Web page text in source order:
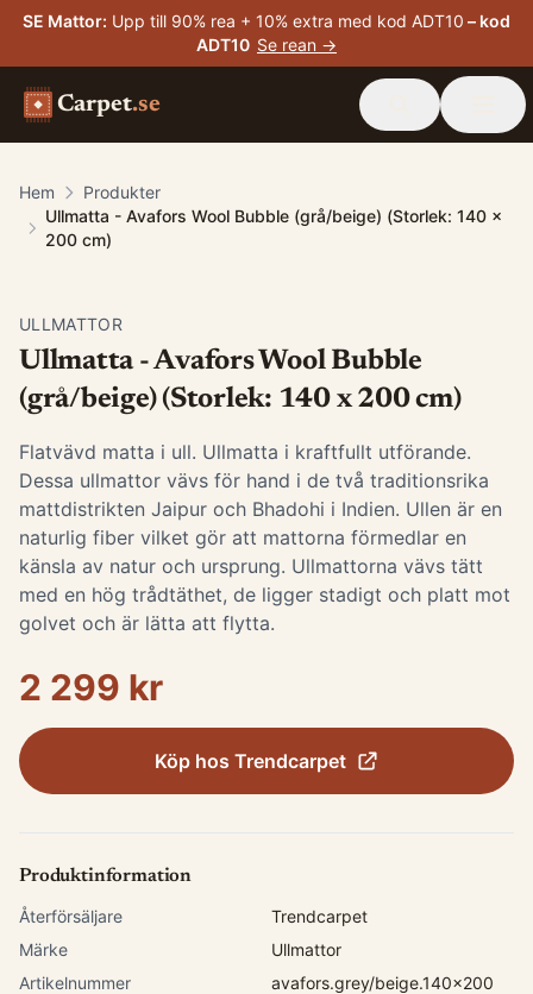
SE Mattor: Upp till 90% rea + 10% extra med kod ADT10 – kod
ADT10 Se rean →
Carpet.se
Hem
Produkter
Ullmatta - Avafors Wool Bubble (grå/beige) (Storlek: 140 x
200 cm)
ULLMATTOR
Ullmatta - Avafors Wool Bubble
(grå/beige) (Storlek: 140 x 200 cm)
Flatvävd matta i ull. Ullmatta i kraftfullt utförande.
Dessa ullmattor vävs för hand i de två traditionsrika
mattdistrikten Jaipur och Bhadohi i Indien. Ullen är en
naturlig fiber vilket gör att mattorna förmedlar en
känsla av natur och ursprung. Ullmattorna vävs tätt
med en hög trådtäthet, de ligger stadigt och platt mot
golvet och är lätta att flytta.
2 299 kr
Köp hos Trendcarpet
Produktinformation
Återförsäljare
Trendcarpet
Märke
Ullmattor
Artikelnummer
avafors.grey/beige.140x200